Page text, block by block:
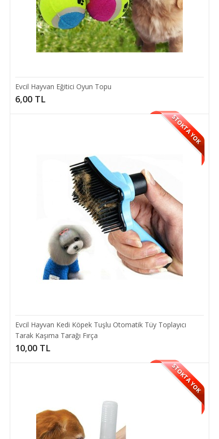
SEPETE EKLE
Dondurma Şeklinde Kedi Nanesi Kedi Otu
Dondurma Şeklinde Kedi Otu Nanesi, yavru kedilerin hızlı bir
şekilde eşit şekilde yalayabilmesi için..
SEPETE EKLE
Evcil Hayvan Eğitici Oyun Topu
6,00 TL
Evcil Hayvan Kedi Köpek Tuşlu Otomatik Tüy Toplayıcı
Tarak Kaşıma Tarağı Fırça
STOKTA YOK
10,00 TL
STOKTA YOK